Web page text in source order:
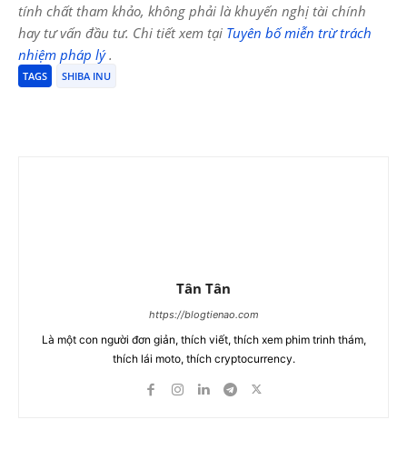
tính chất tham khảo, không phải là khuyến nghị tài chính
hay tư vấn đầu tư. Chi tiết xem tại Tuyên bố miễn trừ trách
nhiệm pháp lý.
TAGS SHIBA INU
Tân Tân
https://blogtienao.com
Là một con người đơn giản, thích viết, thích xem phim trinh thám,
thích lái moto, thích cryptocurrency.